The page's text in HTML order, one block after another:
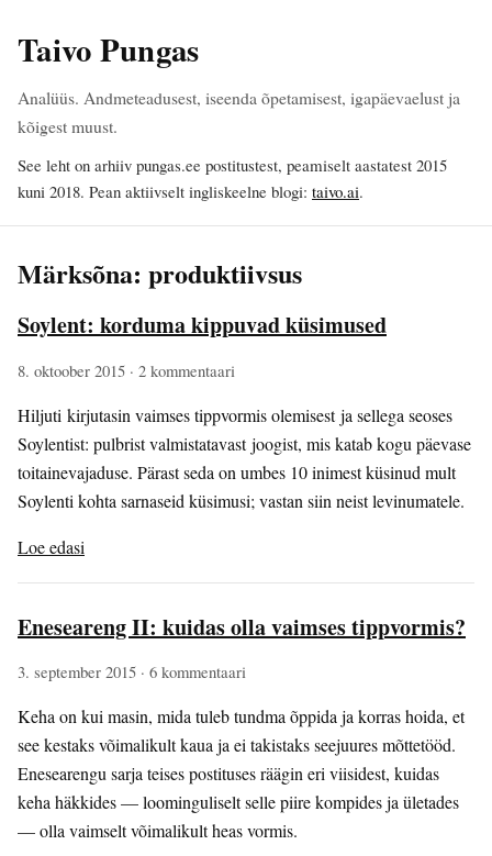
Taivo Pungas
Analüüs. Andmeteadusest, iseenda õpetamisest, igapäevaelust ja
kõigest muust.
See leht on arhiiv pungas.ee postitustest, peamiselt aastatest 2015
kuni 2018. Pean aktiivselt ingliskeelne blogi: taivo.ai.
Märksõna: produktiivsus
Soylent: korduma kippuvad küsimused
8. oktoober 2015 · 2 kommentaari
Hiljuti kirjutasin vaimses tippvormis olemisest ja sellega seoses
Soylentist: pulbrist valmistatavast joogist, mis katab kogu päevase
toitainevajaduse. Pärast seda on umbes 10 inimest küsinud mult
Soylenti kohta sarnaseid küsimusi; vastan siin neist levinumatele.
Loe edasi
Eneseareng II: kuidas olla vaimses tippvormis?
3. september 2015 · 6 kommentaari
Keha on kui masin, mida tuleb tundma õppida ja korras hoida, et
see kestaks võimalikult kaua ja ei takistaks seejuures mõttetööd.
Enesearengu sarja teises postituses räägin eri viisidest, kuidas
keha häkkides — loominguliselt selle piire kompides ja ületades
— olla vaimselt võimalikult heas vormis.